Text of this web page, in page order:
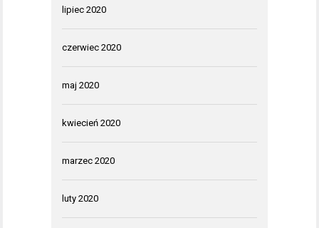
lipiec 2020
czerwiec 2020
maj 2020
kwiecień 2020
marzec 2020
luty 2020